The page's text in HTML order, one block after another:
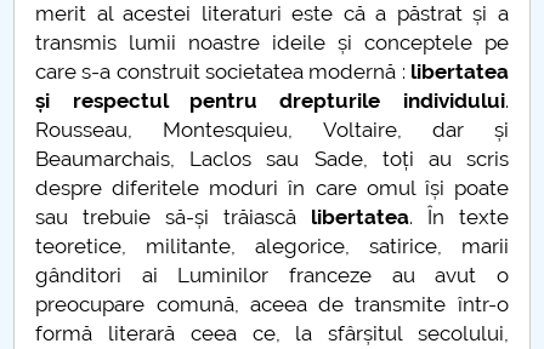
Sfintele Paști 2020
Sedentarism
Criza economică
Derogarea României de la CEDO
Educația online
Când „a fost odată” devine „se-ntâmplă acum”
merit al acestei literaturi este că a păstrat și a
transmis lumii noastre ideile și conceptele pe
care s-a construit societatea modernă : libertatea
și respectul pentru drepturile individului.
Rousseau, Montesquieu, Voltaire, dar și
Beaumarchais, Laclos sau Sade, toți au scris
despre diferitele moduri în care omul își poate
sau trebuie să-și trăiască libertatea. În texte
teoretice, militante, alegorice, satirice, marii
gânditori ai Luminilor franceze au avut o
preocupare comună, aceea de transmite într-o
formă literară ceea ce, la sfârșitul secolului,